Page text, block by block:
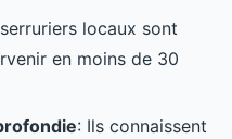
locaux sont
en moins de 30
: Ils connaissent